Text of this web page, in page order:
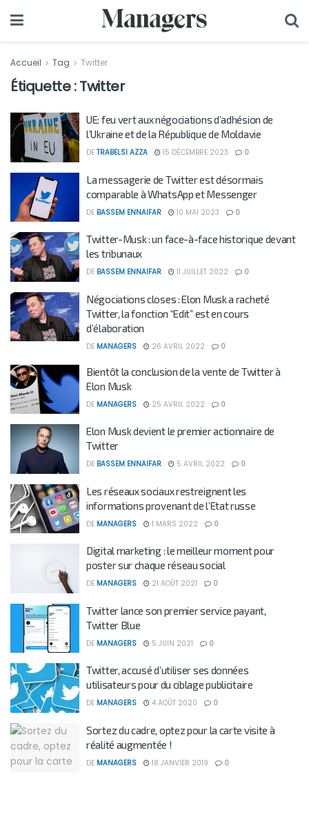
Accueil Tag Twitter
Étiquette :Twitter
UE: feu vert aux négociations d’adhésion de
l’Ukraine et de la République de Moldavie
DE TRABELSI AZZA 15 DÉCEMBRE 2023 0
La messagerie de Twitter est désormais
comparable à WhatsApp et Messenger
DE BASSEM ENNAIFAR 10 MAI 2023 0
Twitter-Musk : un face-à-face historique devant
les tribunaux
DE BASSEM ENNAIFAR 11 JUILLET 2022 0
Négociations closes : Elon Musk a racheté
Twitter, la fonction “Edit” est en cours
d’élaboration
DE MANAGERS 26 AVRIL 2022 0
Bientôt la conclusion de la vente de Twitter à
Elon Musk
DE MANAGERS 25 AVRIL 2022 0
Elon Musk devient le premier actionnaire de
Twitter
DE BASSEM ENNAIFAR 5 AVRIL 2022 0
Les réseaux sociaux restreignent les
informations provenant de l’Etat russe
DE MANAGERS 1 MARS 2022 0
Digital marketing : le meilleur moment pour
poster sur chaque réseau social
DE MANAGERS 21 AOÛT 2021 0
Twitter lance son premier service payant,
Twitter Blue
DE MANAGERS 5 JUIN 2021 0
Twitter, accusé d’utiliser ses données
utilisateurs pour du ciblage publicitaire
DE MANAGERS 4 AOÛT 2020 0
Sortez du cadre, optez pour la carte visite à
réalité augmentée !
DE MANAGERS 18 JANVIER 2019 0